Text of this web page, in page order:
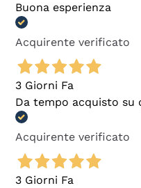
Buona esperienza
Acquirente verificato
3 Giorni Fa
Da tempo acquisto su
Acquirente verificato
3 Giorni Fa